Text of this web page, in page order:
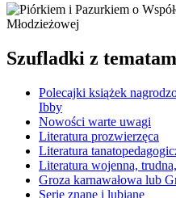
Szufladki z
Polecajki książek
Ibby
Nowości warte uwagi
Literatura prozwierzęca
Literatura
Literatura wojenna,
Groza karnawałowa lub
Serie znane i lubiane